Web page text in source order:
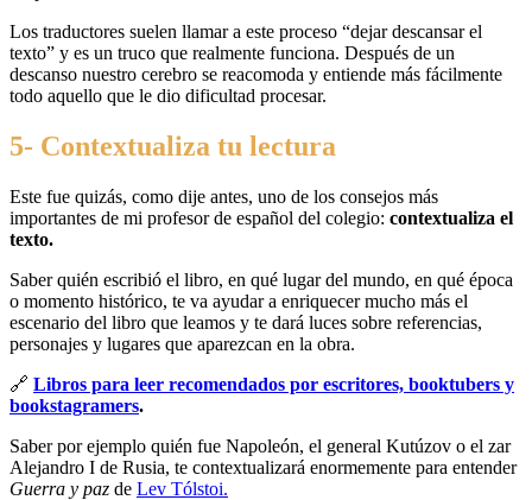
Los traductores suelen llamar a este proceso “dejar descansar el
texto” y es un truco que realmente funciona. Después de un
descanso nuestro cerebro se reacomoda y entiende más fácilmente
todo aquello que le dio dificultad procesar.
5- Contextualiza tu lectura
Este fue quizás, como dije antes, uno de los consejos más
importantes de mi profesor de español del colegio: contextualiza el
texto.
Saber quién escribió el libro, en qué lugar del mundo, en qué época
o momento histórico, te va ayudar a enriquecer mucho más el
escenario del libro que leamos y te dará luces sobre referencias,
personajes y lugares que aparezcan en la obra.
🔗 Libros para leer recomendados por escritores, booktubers y
bookstagramers.
Saber por ejemplo quién fue Napoleón, el general Kutúzov o el zar
Alejandro I de Rusia, te contextualizará enormemente para entender
Guerra y paz de Lev Tólstoi.